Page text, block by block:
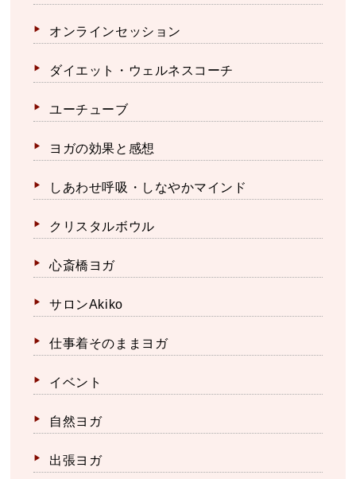
オンラインセッション
ダイエット・ウェルネスコーチ
ユーチューブ
ヨガの効果と感想
しあわせ呼吸・しなやかマインド
クリスタルボウル
心斎橋ヨガ
サロンAkiko
仕事着そのままヨガ
イベント
自然ヨガ
出張ヨガ